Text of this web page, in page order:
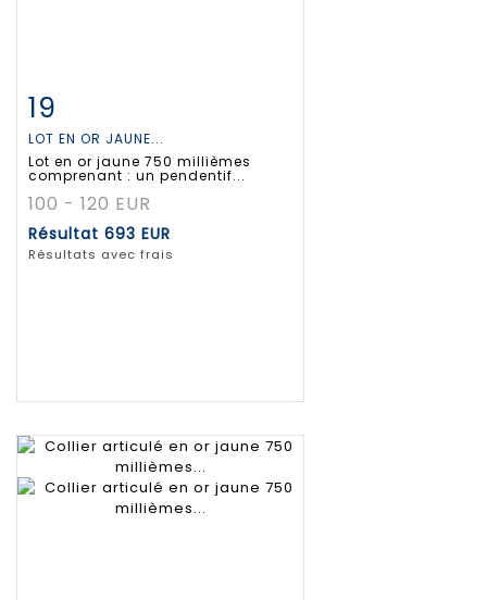
Fiche détaillée
19
LOT EN OR JAUNE...
Lot en or jaune 750 millièmes
comprenant : un pendentif...
100 - 120 EUR
Résultat 693 EUR
Résultats avec frais